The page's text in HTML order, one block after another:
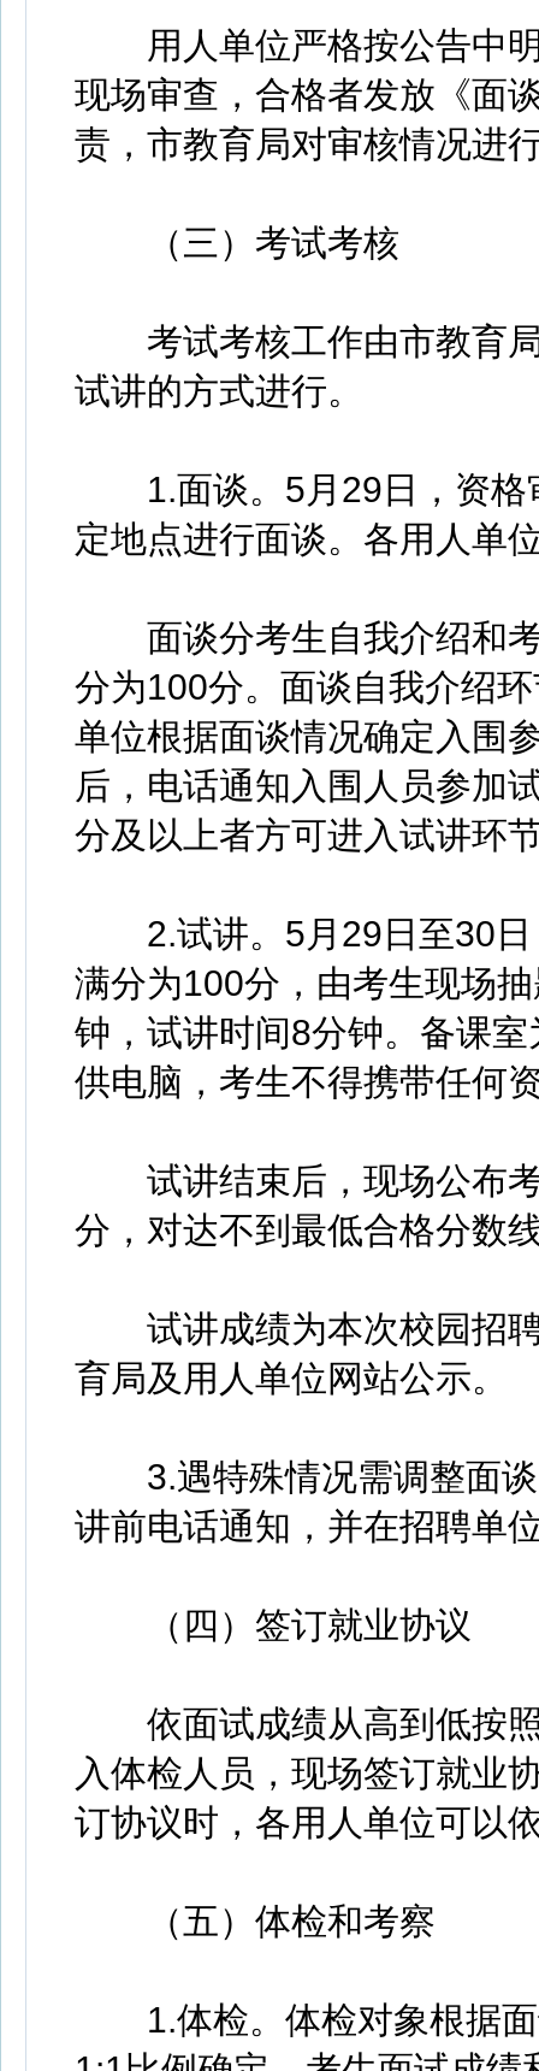
用人单位严格按公告中明
现场审查，合格者发放《面
责，市教育局对审核情况进
（三）考试考核
考试考核工作由市教育局
试讲的方式进行。
1.面谈。5月29日，资格
定地点进行面谈。各用人单
面谈分考生自我介绍和考
分为100分。面谈自我介绍
单位根据面谈情况确定入围
后，电话通知入围人员参加
分及以上者方可进入试讲环
2.试讲。5月29日至30日
满分为100分，由考生现场
钟，试讲时间8分钟。备课
供电脑，考生不得携带任何
试讲结束后，现场公布考
分，对达不到最低合格分数
试讲成绩为本次校园招聘
育局及用人单位网站公示。
3.遇特殊情况需调整面谈
讲前电话通知，并在招聘单
（四）签订就业协议
依面试成绩从高到低按照
入体检人员，现场签订就业
订协议时，各用人单位可以
（五）体检和考察
1.体检。体检对象根据面